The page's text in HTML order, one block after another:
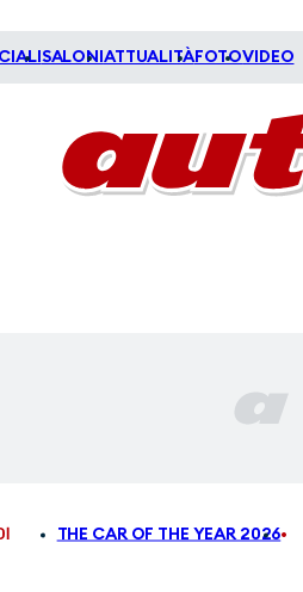
SALONI ATTUALITÀFOTOVIDEO
THE CAR OF THE YEAR 2026